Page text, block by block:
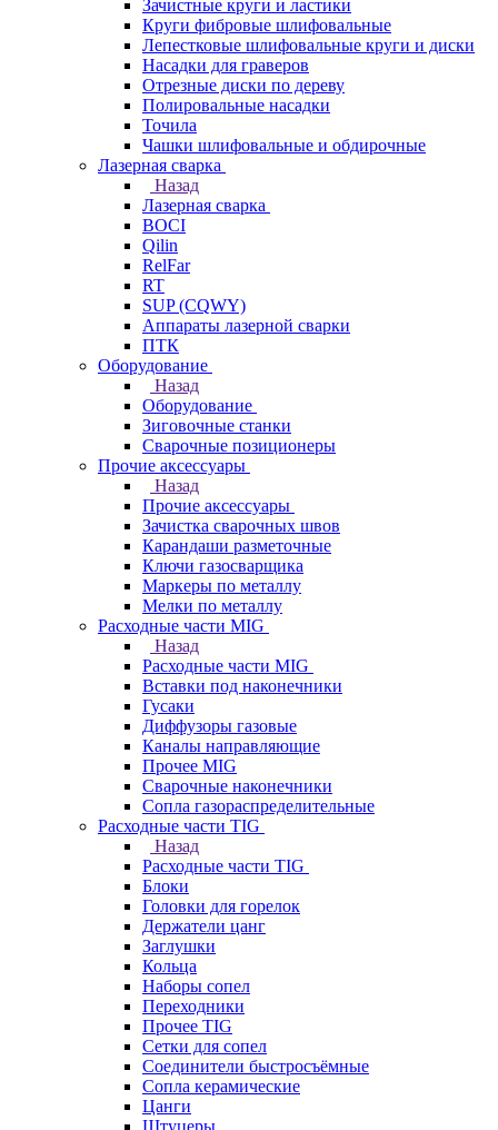
Зачистные круги и ластики
Круги фибровые шлифовальные
Лепестковые шлифовальные круги и диски
Насадки для граверов
Отрезные диски по дереву
Полировальные насадки
Точила
Чашки шлифовальные и обдирочные
Лазерная сварка
Назад
Лазерная сварка
BOCI
Qilin
RelFar
RT
SUP (CQWY)
Аппараты лазерной сварки
ПТК
Оборудование
Назад
Оборудование
Зиговочные станки
Сварочные позиционеры
Прочие аксессуары
Назад
Прочие аксессуары
Зачистка сварочных швов
Карандаши разметочные
Ключи газосварщика
Маркеры по металлу
Мелки по металлу
Расходные части MIG
Назад
Расходные части MIG
Вставки под наконечники
Гусаки
Диффузоры газовые
Каналы направляющие
Прочее MIG
Сварочные наконечники
Сопла газораспределительные
Расходные части TIG
Назад
Расходные части TIG
Блоки
Головки для горелок
Держатели цанг
Заглушки
Кольца
Наборы сопел
Переходники
Прочее TIG
Сетки для сопел
Соединители быстросъёмные
Сопла керамические
Цанги
Штуцеры